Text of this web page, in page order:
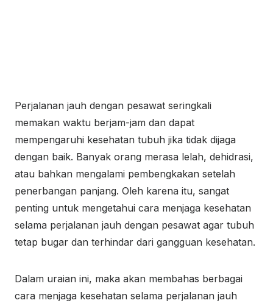
Perjalanan jauh dengan pesawat seringkali
memakan waktu berjam-jam dan dapat
mempengaruhi kesehatan tubuh jika tidak dijaga
dengan baik. Banyak orang merasa lelah, dehidrasi,
atau bahkan mengalami pembengkakan setelah
penerbangan panjang. Oleh karena itu, sangat
penting untuk mengetahui cara menjaga kesehatan
selama perjalanan jauh dengan pesawat agar tubuh
tetap bugar dan terhindar dari gangguan kesehatan.
Dalam uraian ini, maka akan membahas berbagai
cara menjaga kesehatan selama perjalanan jauh